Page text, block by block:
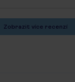
Zobrazit více recenzí